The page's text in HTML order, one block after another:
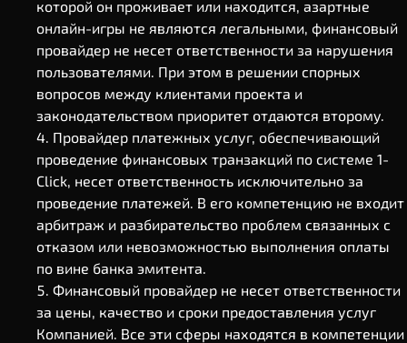
которой он проживает или находится, азартные
онлайн-игры не являются легальными, финансовый
провайдер не несет ответственности за нарушения
пользователями. При этом в решении спорных
вопросов между клиентами проекта и
законодательством приоритет отдаются второму.
Провайдер платежных услуг, обеспечивающий
проведение финансовых транзакций по системе 1-
Click, несет ответственность исключительно за
проведение платежей. В его компетенцию не входит
арбитраж и разбирательство проблем связанных с
отказом или невозможностью выполнения оплаты
по вине банка эмитента.
Финансовый провайдер не несет ответственности
за цены, качество и сроки предоставления услуг
Компанией. Все эти сферы находятся в компетенции